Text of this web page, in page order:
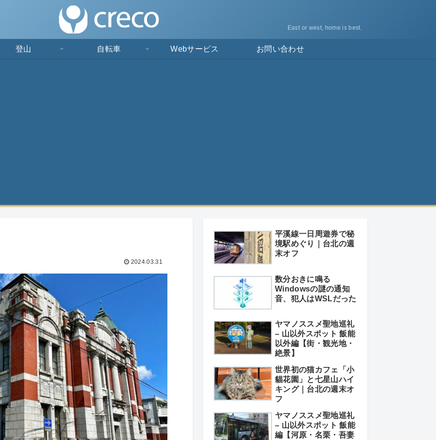
East or west, home is best.
登山 自転車 Webサービス お問い合わせ
2024.03.31
平溪線一日周遊券で秘
境駅めぐり｜台北の週
末オフ
数分おきに鳴る
Windowsの謎の通知
音、犯人はWSLだった
ヤマノススメ聖地巡礼
– 山以外スポット 飯能
以外編【街・観光地・
絶景】
世界初の猫カフェ「小
貓花園」と七星山ハイ
キング｜台北の週末オ
フ
ヤマノススメ聖地巡礼
– 山以外スポット 飯能
編【河原・名栗・吾妻